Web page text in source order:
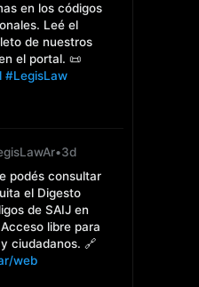
en los códigos
Leé el
de nuestros
el portal. 📜
#LegisLaw
•3d
podés consultar
el Digesto
de SAIJ en
libre para
ciudadanos. 🔗
web